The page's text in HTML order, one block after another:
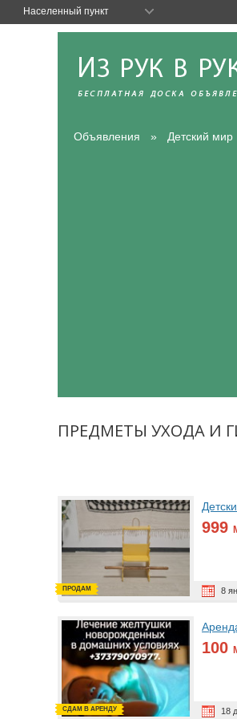
Объявления Детский мир
ПРЕДМЕТЫ УХОДА И
999
8
ПРОДАМ
100
18
СДАМ В АРЕНДУ
Населенный пункт